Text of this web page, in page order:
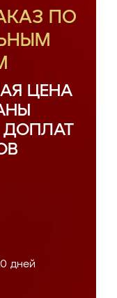
ПО
ЦЕНА
ДОПЛАТ
дней